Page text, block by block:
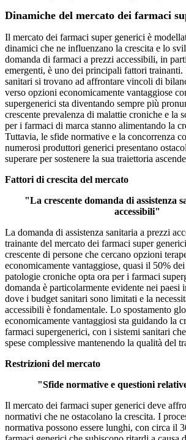
Dinamiche del mercato dei farmaci
Il mercato dei farmaci super generici è
dinamici che ne influenzano la crescita e lo
domanda di farmaci a prezzi accessibili, in
emergenti, è uno dei principali fattori trainanti.
sanitari si trovano ad affrontare vincoli di
verso opzioni economicamente vantaggiose
supergenerici sta diventando sempre più
crescente prevalenza di malattie croniche e la
per i farmaci di marca stanno alimentando la
Tuttavia, le sfide normative e la concorrenza
numerosi produttori generici presentano
superare per sostenere la sua traiettoria
Fattori di crescita del mercato
"La crescente domanda di assistenza
accessibili"
La domanda di assistenza sanitaria a prezzi
trainante del mercato dei farmaci super
crescente di persone che cercano opzioni
economicamente vantaggiose, quasi il 50%
patologie croniche opta ora per i farmaci
domanda è particolarmente evidente nei paesi
dove i budget sanitari sono limitati e la
accessibili è fondamentale. Lo spostamento
economicamente vantaggiosi sta guidando la
farmaci supergenerici, con i sistemi sanitari
spese complessive mantenendo la qualità del
Restrizioni del mercato
"Sfide normative e questioni
Il mercato dei farmaci super generici deve
normativi che ne ostacolano la crescita. I
normativa possono essere lunghi, con circa il